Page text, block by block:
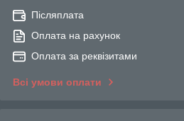
Післяплата
Оплата на рахунок
Оплата за реквізитами
Всі умови оплати